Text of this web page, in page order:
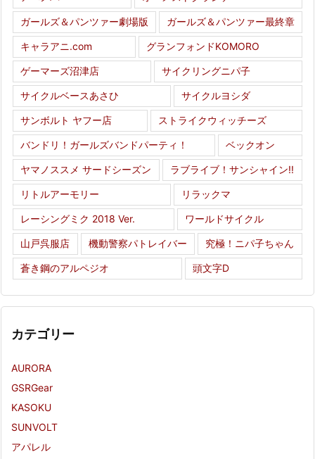
ガールズ＆パンツァー劇場版 ガールズ＆パンツァー最終章
キャラアニ.com グランフォンドKOMORO
ゲーマーズ沼津店 サイクリングニパ子
サイクルベースあさひ サイクルヨシダ
サンボルト ヤフー店 ストライクウィッチーズ
バンドリ！ガールズバンドパーティ！ ベックオン
ヤマノススメ サードシーズン ラブライブ！サンシャイン!!
リトルアーモリー リラックマ
レーシングミク 2018 Ver. ワールドサイクル
山戸呉服店 機動警察パトレイバー 究極！ニパ子ちゃん
蒼き鋼のアルペジオ 頭文字D
カテゴリー
AURORA
GSRGear
KASOKU
SUNVOLT
アパレル